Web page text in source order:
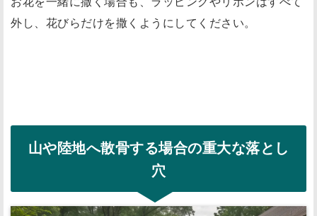
外し、花びらだけを撒くようにしてください。
山や陸地へ散骨する場合の重大な落とし
穴